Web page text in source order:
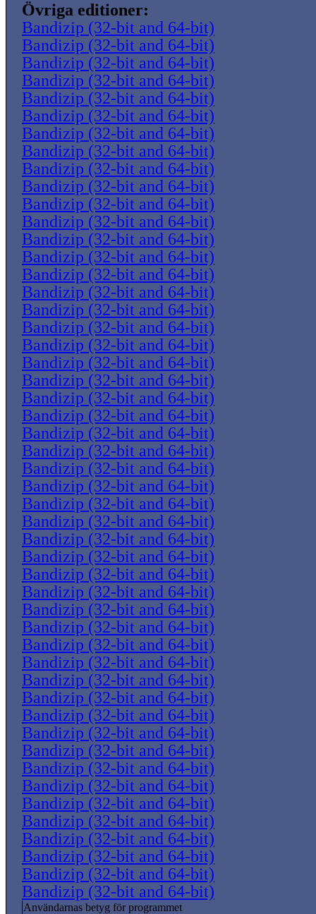
Övriga editioner:
Bandizip (32-bit and 64-bit)
Bandizip (32-bit and 64-bit)
Bandizip (32-bit and 64-bit)
Bandizip (32-bit and 64-bit)
Bandizip (32-bit and 64-bit)
Bandizip (32-bit and 64-bit)
Bandizip (32-bit and 64-bit)
Bandizip (32-bit and 64-bit)
Bandizip (32-bit and 64-bit)
Bandizip (32-bit and 64-bit)
Bandizip (32-bit and 64-bit)
Bandizip (32-bit and 64-bit)
Bandizip (32-bit and 64-bit)
Bandizip (32-bit and 64-bit)
Bandizip (32-bit and 64-bit)
Bandizip (32-bit and 64-bit)
Bandizip (32-bit and 64-bit)
Bandizip (32-bit and 64-bit)
Bandizip (32-bit and 64-bit)
Bandizip (32-bit and 64-bit)
Bandizip (32-bit and 64-bit)
Bandizip (32-bit and 64-bit)
Bandizip (32-bit and 64-bit)
Bandizip (32-bit and 64-bit)
Bandizip (32-bit and 64-bit)
Bandizip (32-bit and 64-bit)
Bandizip (32-bit and 64-bit)
Bandizip (32-bit and 64-bit)
Bandizip (32-bit and 64-bit)
Bandizip (32-bit and 64-bit)
Bandizip (32-bit and 64-bit)
Bandizip (32-bit and 64-bit)
Bandizip (32-bit and 64-bit)
Bandizip (32-bit and 64-bit)
Bandizip (32-bit and 64-bit)
Bandizip (32-bit and 64-bit)
Bandizip (32-bit and 64-bit)
Bandizip (32-bit and 64-bit)
Bandizip (32-bit and 64-bit)
Bandizip (32-bit and 64-bit)
Bandizip (32-bit and 64-bit)
Bandizip (32-bit and 64-bit)
Bandizip (32-bit and 64-bit)
Bandizip (32-bit and 64-bit)
Bandizip (32-bit and 64-bit)
Bandizip (32-bit and 64-bit)
Bandizip (32-bit and 64-bit)
Bandizip (32-bit and 64-bit)
Bandizip (32-bit and 64-bit)
Bandizip (32-bit and 64-bit)
Användarnas betyg för programmet